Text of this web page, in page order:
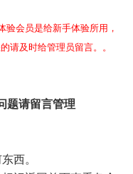
验会员是给新手体验所用，
请及时给管理员留言。。
题请留言管理
西。